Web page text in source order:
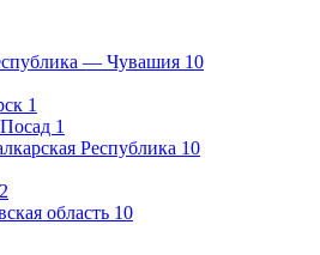
— Чувашия 10
1
1
Республика 10
2
область 10